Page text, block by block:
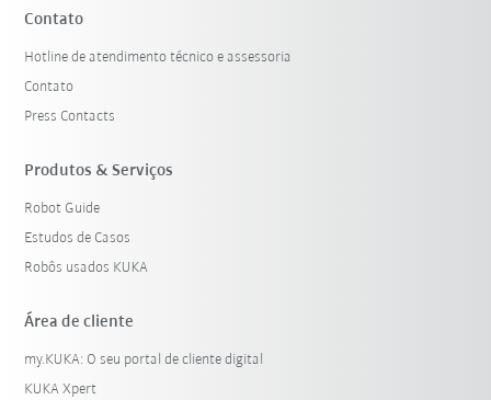
Contato
Hotline de atendimento técnico e assessoria
Contato
Press Contacts
Produtos & Serviços
Robot Guide
Estudos de Casos
Robôs usados KUKA
Área de cliente
my.KUKA: O seu portal de cliente digital
KUKA Xpert